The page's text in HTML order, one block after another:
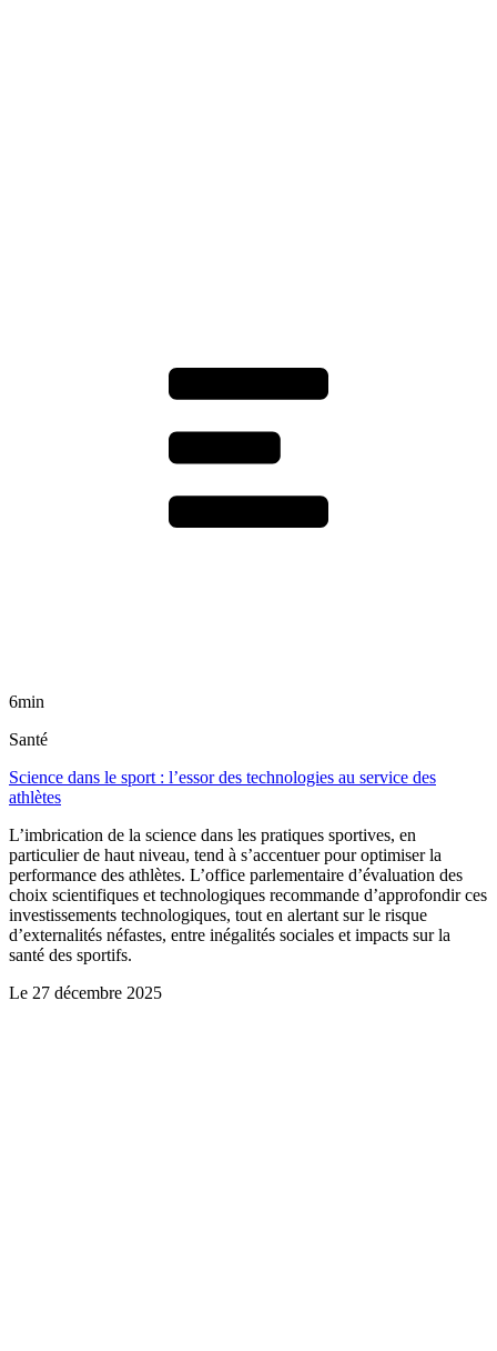
6min
Santé
Science dans le sport : l’essor des technologies au service des
athlètes
L’imbrication de la science dans les pratiques sportives, en
particulier de haut niveau, tend à s’accentuer pour optimiser la
performance des athlètes. L’office parlementaire d’évaluation des
choix scientifiques et technologiques recommande d’approfondir ces
investissements technologiques, tout en alertant sur le risque
d’externalités néfastes, entre inégalités sociales et impacts sur la
santé des sportifs.
Le 27 décembre 2025